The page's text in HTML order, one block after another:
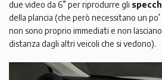
due video da 6” per riprodurre gli
della plancia (che però necessitano un
non sono proprio immediati e non
distanza dagli altri veicoli che si vedono).